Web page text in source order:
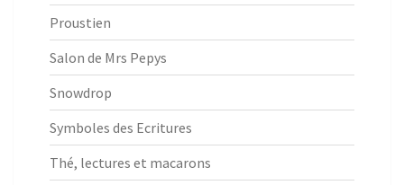
Proustien
Salon de Mrs Pepys
Snowdrop
Symboles des Ecritures
Thé, lectures et macarons